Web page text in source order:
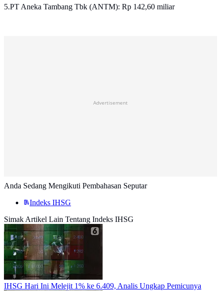
5.PT Aneka Tambang Tbk (ANTM): Rp 142,60 miliar
Advertisement
Anda Sedang Mengikuti Pembahasan Seputar
Indeks IHSG
Simak Artikel Lain Tentang Indeks IHSG
IHSG Hari Ini Melejit 1% ke 6.409, Analis Ungkap Pemicunya